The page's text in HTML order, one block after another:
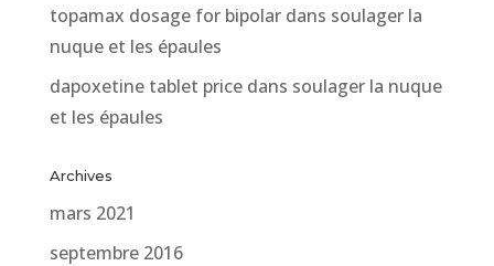
topamax dosage for bipolardans soulager la
nuque et les épaules
dapoxetine tablet pricedans soulager la nuque
et les épaules
Archives
mars 2021
septembre 2016